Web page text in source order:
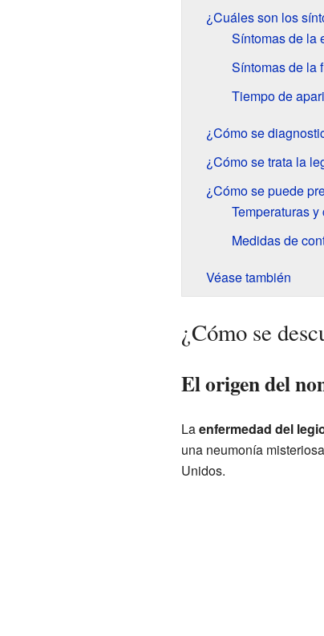
¿Cuáles son los
Síntomas de la
Síntomas de la
Tiempo de
¿Cómo se
¿Cómo se trata la
¿Cómo se puede
Temperaturas
Medidas de
Véase también
¿Cómo se
El origen del
Laenfermedad del
una neumonía
Unidos.